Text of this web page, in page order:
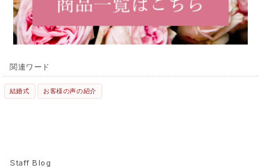
関連ワード
結婚式 お客様の声の紹介
Staff Blog